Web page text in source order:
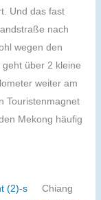
Und das fast
nach
wegen den
über 2 kleine
weiter am
Touristenmagnet
Mekong häufig
Chiang